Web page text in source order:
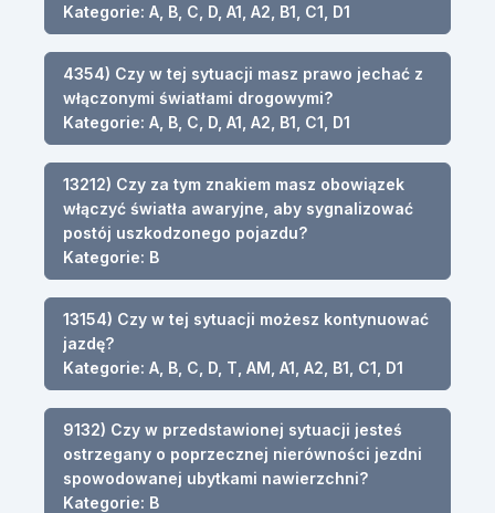
Kategorie: A, B, C, D, A1, A2, B1, C1, D1
4354) Czy w tej sytuacji masz prawo jechać z
włączonymi światłami drogowymi?
Kategorie: A, B, C, D, A1, A2, B1, C1, D1
13212) Czy za tym znakiem masz obowiązek
włączyć światła awaryjne, aby sygnalizować
postój uszkodzonego pojazdu?
Kategorie: B
13154) Czy w tej sytuacji możesz kontynuować
jazdę?
Kategorie: A, B, C, D, T, AM, A1, A2, B1, C1, D1
9132) Czy w przedstawionej sytuacji jesteś
ostrzegany o poprzecznej nierówności jezdni
spowodowanej ubytkami nawierzchni?
Kategorie: B